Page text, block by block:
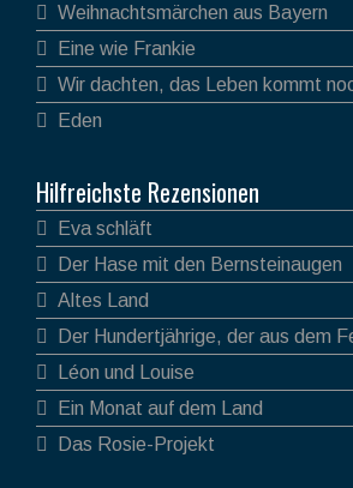
Weihnachtsmärchen aus Bayern
Eine wie Frankie
Wir dachten, das Leben kommt
Eden
Hilfreichste Rezensionen
Eva schläft
Der Hase mit den Bernsteinaugen
Altes Land
Der Hundertjährige, der aus dem
verschwand
Léon und Louise
Ein Monat auf dem Land
Das Rosie-Projekt